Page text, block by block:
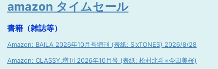
amazon タイムセール
書籍（雑誌等）
Amazon: BAILA 2026年10月号増刊 (表紙: SixTONES) 2026/8/28
Amazon: CLASSY.増刊 2026年10月号 (表紙: 松村北斗×今田美桜)